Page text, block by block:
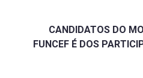
CANDIDATOS DO
FUNCEF É DOS